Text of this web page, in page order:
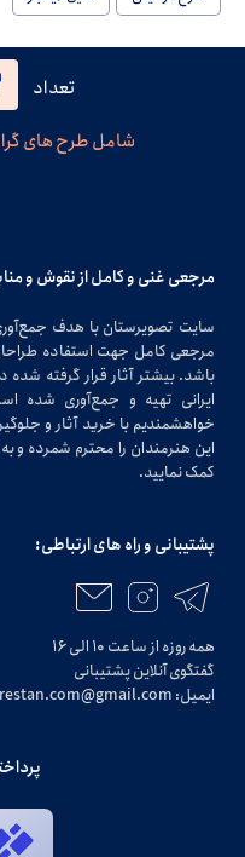
تعداد
شامل طرح های
مرجعی غنی و کامل از نقوش و
سایت تصویرستان با هدف
مرجعی کامل جهت استفاده طراحان
باشد. بیشتر آثار قرار گرفته
ایرانی تهیه و جمع‌آوری شده
خواهشمندیم با خرید آثار و
این هنرمندان را محترم شمرده و
کمک نمایید.
پشتیبانی و راه های ارتباطی:
همه روزه از ساعت ۱۰ الی ۱۶
گفتگوی آنلاین پشتیبانی
ایمیل: tasvirestan.com@gmail.com